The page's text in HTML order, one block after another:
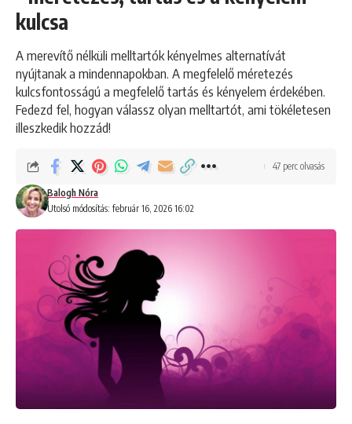
kulcsa
A merevítő nélküli melltartók kényelmes alternatívát
nyújtanak a mindennapokban. A megfelelő méretezés
kulcsfontosságú a megfelelő tartás és kényelem érdekében.
Fedezd fel, hogyan válassz olyan melltartót, ami tökéletesen
illeszkedik hozzád!
Utolsó módosítás: február 16, 2026 16:02
Balogh Nóra
47 perc olvasás